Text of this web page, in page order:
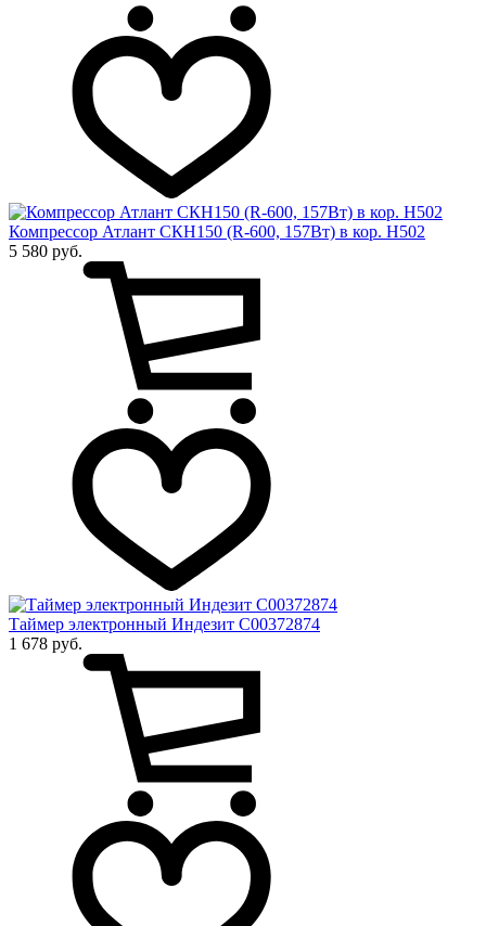
Компрессор Атлант СКН150 (R-600, 157Вт) в кор. Н502
5 580 руб.
Таймер электронный Индезит C00372874
1 678 руб.